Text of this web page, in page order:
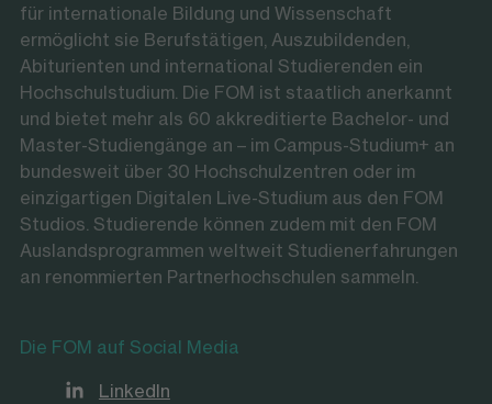
für internationale Bildung und Wissenschaft
ermöglicht sie Berufstätigen, Auszubildenden,
Abiturienten und international Studierenden ein
Hochschulstudium. Die FOM ist staatlich anerkannt
und bietet mehr als 60 akkreditierte Bachelor- und
Master-Studiengänge an – im Campus-Studium+ an
bundesweit über 30 Hochschulzentren oder im
einzigartigen Digitalen Live-Studium aus den FOM
Studios. Studierende können zudem mit den FOM
Auslandsprogrammen weltweit Studienerfahrungen
an renommierten Partnerhochschulen sammeln.
Die FOM auf Social Media
LinkedIn